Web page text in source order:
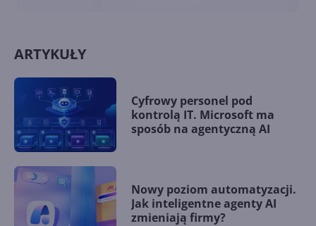
ARTYKUŁY
Cyfrowy personel pod
kontrolą IT. Microsoft ma
sposób na agentyczną AI
Nowy poziom automatyzacji.
Jak inteligentne agenty AI
zmieniają firmy?